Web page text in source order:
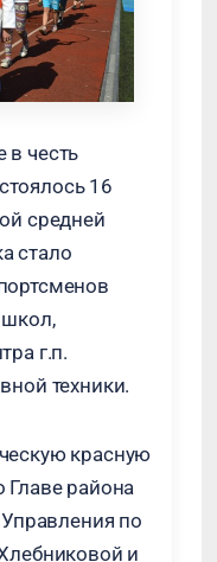
в честь
16
средней
стало
г.п.
техники.
красную
Главе района
по
и